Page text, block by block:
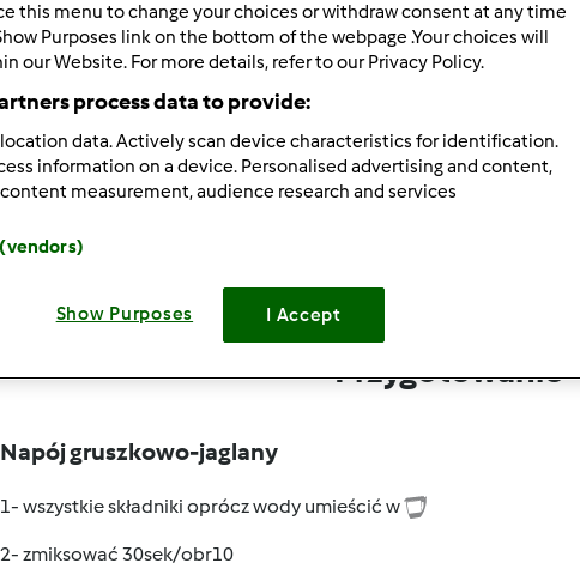
Poziom
Łatwy
Przygotowanie
Napój gruszkowo-jaglany
1- wszystkie składniki oprócz wody umieścić w
2- zmiksować 30sek/obr10
this menu to change your choices or withdraw consent at any time
Purposes link on the bottom of the webpage .Your choices will
our Website. For more details, refer to our Privacy Policy.
process data to provide:
data. Actively scan device characteristics for identification.
information on a device. Personalised advertising and content,
measurement, audience research and services
Show Purposes I Accept